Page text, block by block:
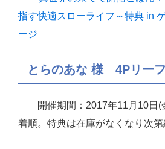
指す快適スローライフ～特典 in
ージ
とらのあな 様 4Pリー
開催期間：2017年11月10日
着順。特典は在庫がなくなり次第